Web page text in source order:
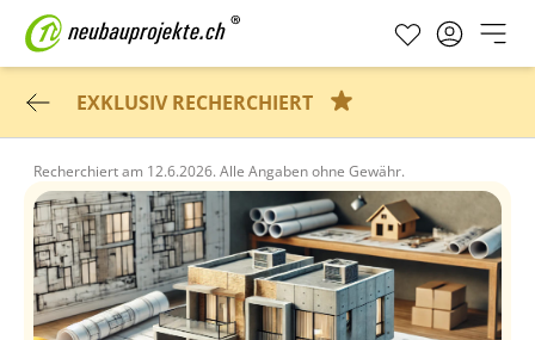
EXKLUSIV RECHERCHIERT
Recherchiert am 12.6.2026. Alle Angaben ohne Gewähr.